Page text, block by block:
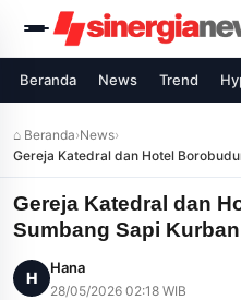
Beranda News Trend
⌂ Beranda›News›
Gereja Katedral dan Hotel
Gereja Katedral dan
Sumbang Sapi
H
Hana
28/05/2026 02:18 WIB